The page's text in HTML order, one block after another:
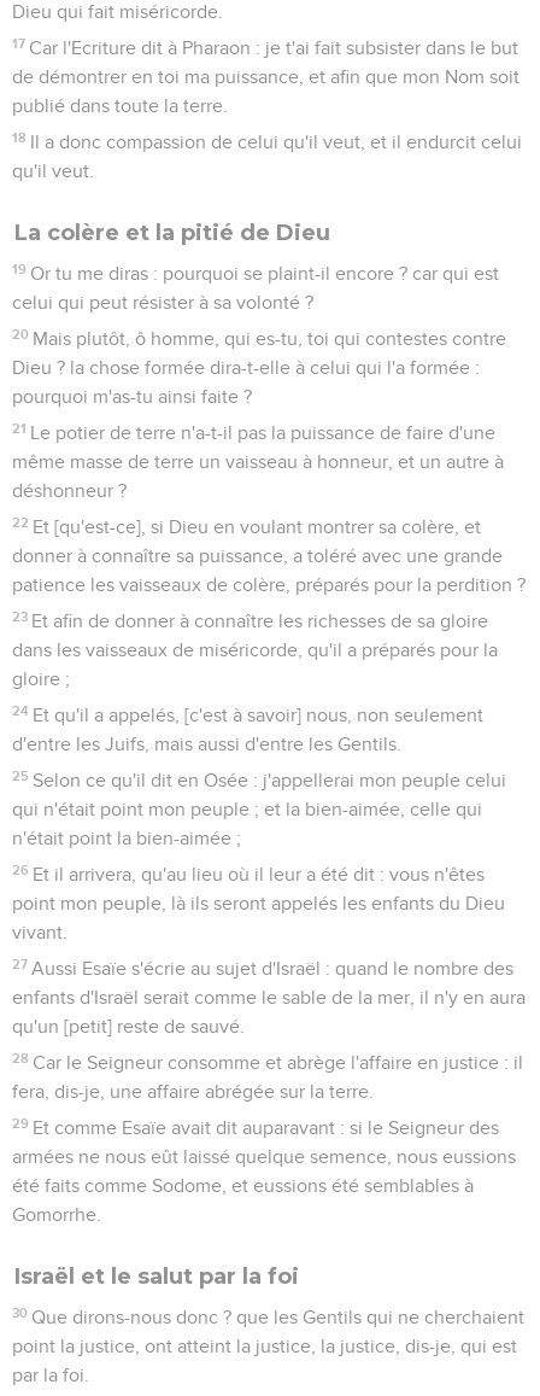
Dieu qui fait miséricorde.
17 Car l'Ecriture dit à Pharaon : je t'ai fait subsister dans le but
de démontrer en toi ma puissance, et afin que mon Nom soit
publié dans toute la terre.
18 Il a donc compassion de celui qu'il veut, et il endurcit celui
qu'il veut.
La colère et la pitié de Dieu
19 Or tu me diras : pourquoi se plaint-il encore ? car qui est
celui qui peut résister à sa volonté ?
20 Mais plutôt, ô homme, qui es-tu, toi qui contestes contre
Dieu ? la chose formée dira-t-elle à celui qui l'a formée :
pourquoi m'as-tu ainsi faite ?
21 Le potier de terre n'a-t-il pas la puissance de faire d'une
même masse de terre un vaisseau à honneur, et un autre à
déshonneur ?
22 Et [qu'est-ce], si Dieu en voulant montrer sa colère, et
donner à connaître sa puissance, a toléré avec une grande
patience les vaisseaux de colère, préparés pour la perdition ?
23 Et afin de donner à connaître les richesses de sa gloire
dans les vaisseaux de miséricorde, qu'il a préparés pour la
gloire ;
24 Et qu'il a appelés, [c'est à savoir] nous, non seulement
d'entre les Juifs, mais aussi d'entre les Gentils.
25 Selon ce qu'il dit en Osée : j'appellerai mon peuple celui
qui n'était point mon peuple ; et la bien-aimée, celle qui
n'était point la bien-aimée ;
26 Et il arrivera, qu'au lieu où il leur a été dit : vous n'êtes
point mon peuple, là ils seront appelés les enfants du Dieu
vivant.
27 Aussi Esaïe s'écrie au sujet d'Israël : quand le nombre des
enfants d'Israël serait comme le sable de la mer, il n'y en aura
qu'un [petit] reste de sauvé.
28 Car le Seigneur consomme et abrège l'affaire en justice : il
fera, dis-je, une affaire abrégée sur la terre.
29 Et comme Esaïe avait dit auparavant : si le Seigneur des
armées ne nous eût laissé quelque semence, nous eussions
été faits comme Sodome, et eussions été semblables à
Gomorrhe.
Israël et le salut par la foi
30 Que dirons-nous donc ? que les Gentils qui ne cherchaient
point la justice, ont atteint la justice, la justice, dis-je, qui est
par la foi.